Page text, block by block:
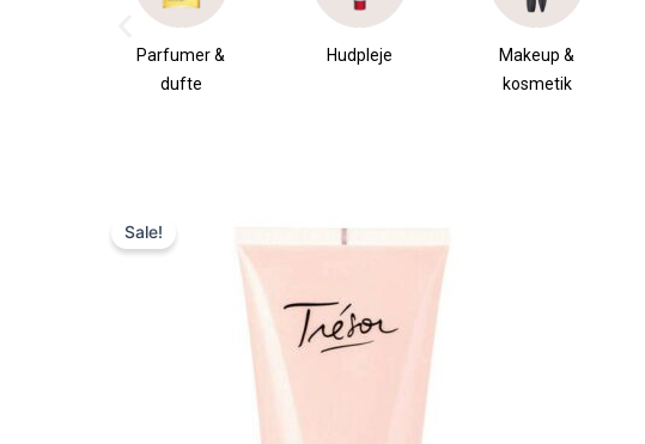
Parfumer &
dufte
Hudpleje
Makeup &
kosmetik
Sale!